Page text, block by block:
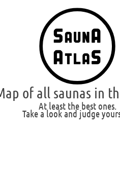
of all saunas in
At least the best ones.
Take a look and judge